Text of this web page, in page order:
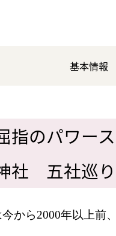
基本情報
指のパワー
社 五社巡り
今から2000年以上前